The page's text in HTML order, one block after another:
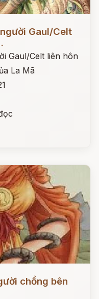
Gaul/Celt
Gaul/Celt liên hôn
La Mã
chồng bên